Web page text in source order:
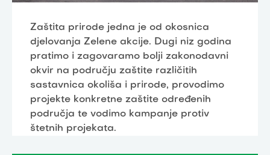
Zaštita prirode jedna je od okosnica
djelovanja Zelene akcije. Dugi niz godina
pratimo i zagovaramo bolji zakonodavni
okvir na području zaštite različitih
sastavnica okoliša i prirode, provodimo
projekte konkretne zaštite određenih
područja te vodimo kampanje protiv
štetnih projekata.